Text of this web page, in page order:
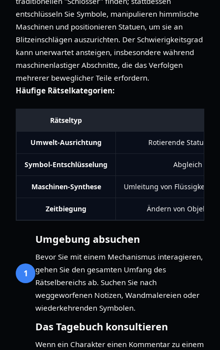
entschlüsseln Sie Symbole, manipulieren himmlische
Maschinen und positionieren Statuen, um sie an
Blitzeinschlägen auszurichten. Der Schwierigkeitsgrad
kann unerwartet ansteigen, insbesondere während
maschinenlastiger Abschnitte, die das Verfolgen
mehrerer beweglicher Teile erfordern.
Häufige Rätselkategorien:
Rätseltyp
Umwelt-Ausrichtung Rotierende Statuen
Symbol-Entschlüsselung Abgleich von
Maschinen-Synthese Umleitung von
Zeitbiegung Ändern von
1
Umgebung absuchen
Bevor Sie mit einem Mechanismus interagieren,
gehen Sie den gesamten Umfang des
Rätselbereichs ab. Suchen Sie nach
weggeworfenen Notizen, Wandmalereien oder
wiederkehrenden Symbolen.
Das Tagebuch konsultieren
Wenn ein Charakter einen Kommentar zu einem